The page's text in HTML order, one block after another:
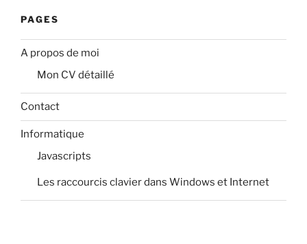
PAGES
A propos de moi
Mon CV détaillé
Contact
Informatique
Javascripts
Les raccourcis clavier dans Windows et Internet